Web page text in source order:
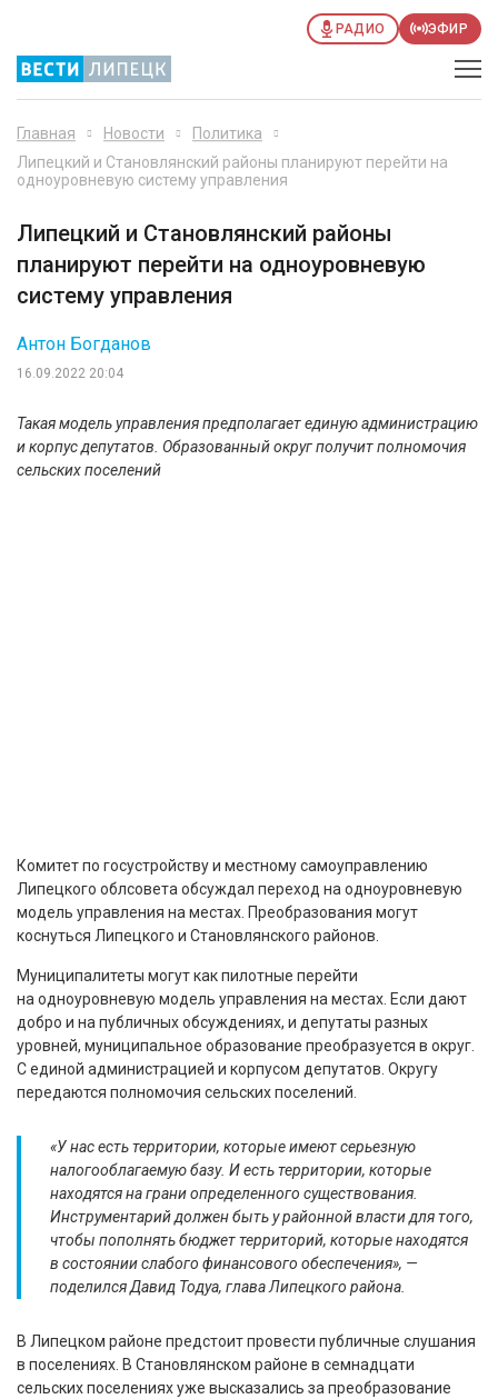
РАДИО ЭФИР
Главная Новости
Политика
Липецкий и Становлянский районы планируют перейти на
одноуровневую систему управления
Липецкий и Становлянский районы
планируют перейти на одноуровневую
систему управления
16.09.2022 20:04
Антон Богданов
Такая модель управления предполагает единую администрацию
и корпус депутатов. Образованный округ получит полномочия
сельских поселений
Комитет по госустройству и местному самоуправлению
Липецкого облсовета обсуждал переход на одноуровневую
модель управления на местах. Преобразования могут
коснуться Липецкого и Становлянского районов.
Муниципалитеты могут как пилотные перейти
на одноуровневую модель управления на местах. Если дают
добро и на публичных обсуждениях, и депутаты разных
уровней, муниципальное образование преобразуется в округ.
С единой администрацией и корпусом депутатов. Округу
передаются полномочия сельских поселений.
«У нас есть территории, которые имеют серьезную
налогооблагаемую базу. И есть территории, которые
находятся на грани определенного существования.
Инструментарий должен быть у районной власти для того,
чтобы пополнять бюджет территорий, которые находятся
в состоянии слабого финансового обеспечения», —
поделился Давид Тодуа, глава Липецкого района.
В Липецком районе предстоит провести публичные слушания
в поселениях. В Становлянском районе в семнадцати
сельских поселениях уже высказались за преобразование